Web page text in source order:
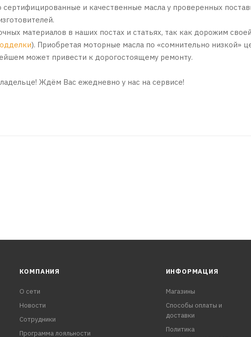
сертифицированные и качественные масла у проверенных
материалов в наших постах и статьях, так как дорожим
). Приобретая моторные масла по «сомнительно низкой»
может привести к дорогостоящему ремонту.
Ждём Вас ежедневно у нас на сервисе!
КОМПАНИЯ
О сети
Новости
Сотрудники
Программа лояльности
ИНФОРМАЦИЯ
Магазины
Способы оплаты и
доставки
Политика